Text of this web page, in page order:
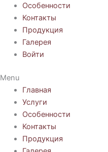
Особенности
Контакты
Продукция
Галерея
Войти
Menu
Главная
Услуги
Особенности
Контакты
Продукция